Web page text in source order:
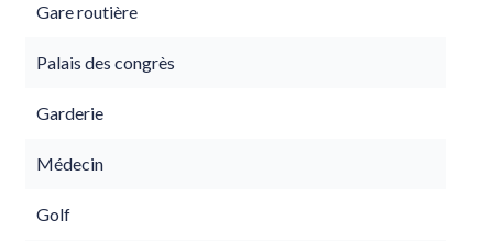
Gare routière
Palais des congrès
Garderie
Médecin
Golf